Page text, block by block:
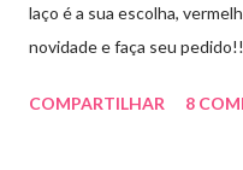
laço é a sua escolha,
novidade e faça seu
COMPARTILHAR
8